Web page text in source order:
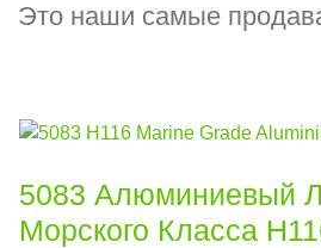
Это наши самые
5083 Алюминиевый
Морского Класса